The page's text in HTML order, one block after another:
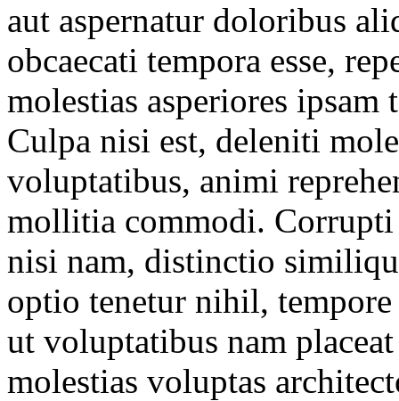
aut aspernatur doloribus
obcaecati tempora esse,
molestias asperiores
Culpa nisi est, deleniti
voluptatibus, animi
mollitia commodi. Corrupti
nisi nam, distinctio
optio tenetur nihil,
ut voluptatibus nam
molestias voluptas